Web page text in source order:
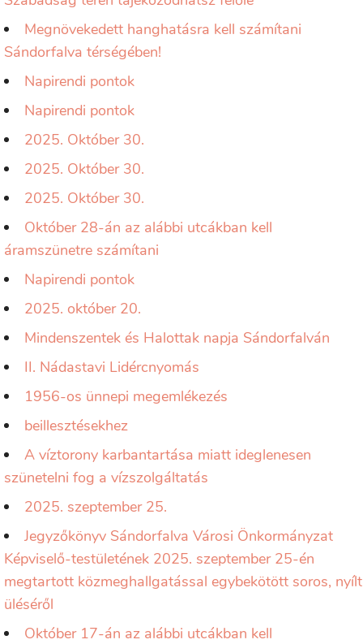
Megnövekedett hanghatásra kell számítani
Sándorfalva térségében!
Napirendi pontok
Napirendi pontok
2025. Október 30.
2025. Október 30.
2025. Október 30.
Október 28-án az alábbi utcákban kell
áramszünetre számítani
Napirendi pontok
2025. október 20.
Mindenszentek és Halottak napja Sándorfalván
II. Nádastavi Lidércnyomás
1956-os ünnepi megemlékezés
beillesztésekhez
A víztorony karbantartása miatt ideglenesen
szünetelni fog a vízszolgáltatás
2025. szeptember 25.
Jegyzőkönyv Sándorfalva Városi Önkormányzat
Képviselő-testületének 2025. szeptember 25-én
megtartott közmeghallgatással egybekötött soros, nyílt
üléséről
Október 17-án az alábbi utcákban kell